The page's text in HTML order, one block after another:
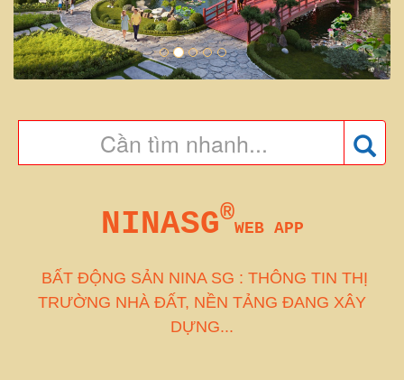
NINASG®
WEB APP
BẤT ĐỘNG SẢN NINA SG : THÔNG TIN THỊ
TRƯỜNG NHÀ ĐẤT, NỀN TẢNG ĐANG XÂY
DỰNG...